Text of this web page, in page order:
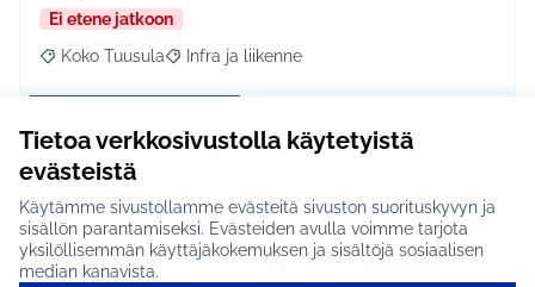
Tietoa verkkosivustolla käytetyistä
evästeistä
Käytämme sivustollamme evästeitä sivuston suorituskyvyn ja
sisällön parantamiseksi. Evästeiden avulla voimme tarjota
yksilöllisemmän käyttäjäkokemuksen ja sisältöjä sosiaalisen
median kanavista.
Ei etene jatkoon
Rajaa tulokset aihepiirin mukaan: Koko Tuusula
Koko Tuusula Rajaa tulokset teeman mukaan: Infra ja liikenne
Infra ja liikenne
HSL:n reittiverkoston